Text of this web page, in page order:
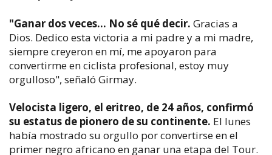
"Ganar dos veces... No sé qué decir. Gracias a
Dios. Dedico esta victoria a mi padre y a mi madre,
siempre creyeron en mí, me apoyaron para
convertirme en ciclista profesional, estoy muy
orgulloso", señaló Girmay.
Velocista ligero, el eritreo, de 24 años, confirmó
su estatus de pionero de su continente. El lunes
había mostrado su orgullo por convertirse en el
primer negro africano en ganar una etapa del Tour.